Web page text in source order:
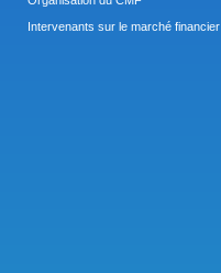
Intervenants sur le marché financier